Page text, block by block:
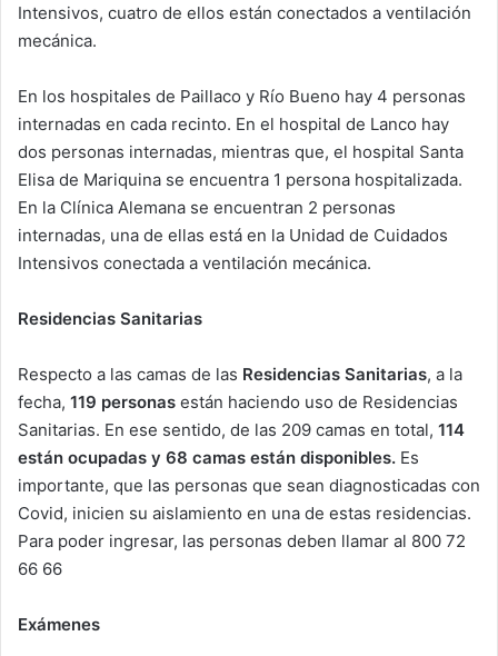
Intensivos, cuatro de ellos están conectados a ventilación
mecánica.
En los hospitales de Paillaco y Río Bueno hay 4 personas
internadas en cada recinto. En el hospital de Lanco hay
dos personas internadas, mientras que, el hospital Santa
Elisa de Mariquina se encuentra 1 persona hospitalizada.
En la Clínica Alemana se encuentran 2 personas
internadas, una de ellas está en la Unidad de Cuidados
Intensivos conectada a ventilación mecánica.
Residencias Sanitarias
Respecto a las camas de las Residencias Sanitarias, a la
fecha, 119 personas están haciendo uso de Residencias
Sanitarias. En ese sentido, de las 209 camas en total, 114
están ocupadas y 68 camas están disponibles. Es
importante, que las personas que sean diagnosticadas con
Covid, inicien su aislamiento en una de estas residencias.
Para poder ingresar, las personas deben llamar al 800 72
66 66
Exámenes